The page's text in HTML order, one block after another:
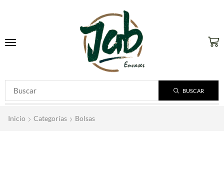
BUSCAR
Inicio Categorías Bolsas